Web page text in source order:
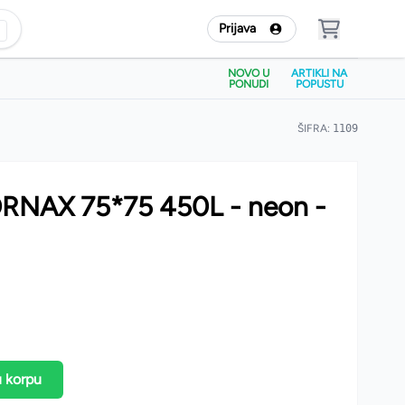
Prijava
NOVO U
PONUDI
ARTIKLI NA
POPUSTU
ŠIFRA: 1109
75*75 450L - neon -
korpu